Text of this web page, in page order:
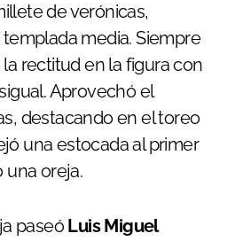
de verónicas,
media. Siempre
rectitud en la figura con
Aprovechó el
destacando en el toreo
una estocada al primer
una oreja.
paseóLuis Miguel